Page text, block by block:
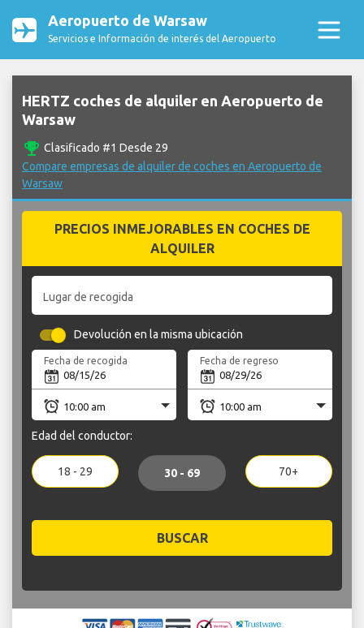
Aeropuerto de Warsaw
Servicios e Información de interés del Aeropuerto
HERTZ coches de alquiler en Aeropuerto de
Warsaw
emoji_events Clasificado #1 Desde 29
Compare empresas de alquiler de coches en Aeropuerto de
Warsaw
PRECIOS INMEJORABLES EN COCHES DE
ALQUILER
Lugar de recogida
Devolución en la misma ubicación
Fecha de recogida Fecha de regreso
Edad del conductor:
18 - 29 30 - 69 70+
BUSCAR